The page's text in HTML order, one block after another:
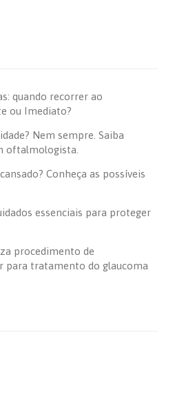
quando recorrer ao
ou Imediato?
Nem sempre. Saiba
oftalmologista.
Conheça as possíveis
essenciais para proteger
procedimento de
para tratamento do glaucoma